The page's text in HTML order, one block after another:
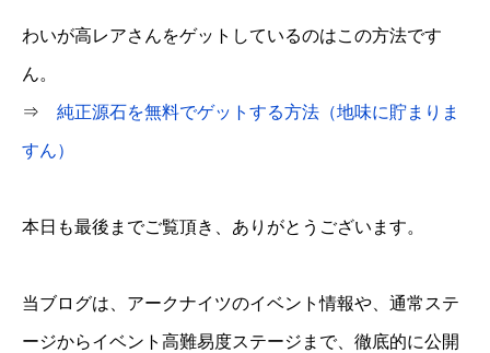
わいが高レアさんをゲットしているのはこの方法です
ん。
⇒ 純正源石を無料でゲットする方法（地味に貯まりま
すん）
本日も最後までご覧頂き、ありがとうございます。
当ブログは、アークナイツのイベント情報や、通常ステ
ージからイベント高難易度ステージまで、徹底的に公開